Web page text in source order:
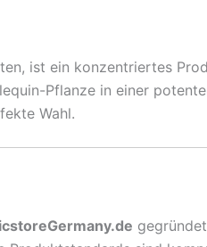
ist ein konzentriertes
Pflanze in einer
Wahl.